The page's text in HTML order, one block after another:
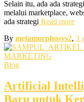
Selain itu, ada ada
melalui marketplace,
ada strategi Read more
By metamorphosys2, 3
Blog
Artificial
Baru untuk